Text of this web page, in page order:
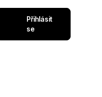
Přihlásit
se